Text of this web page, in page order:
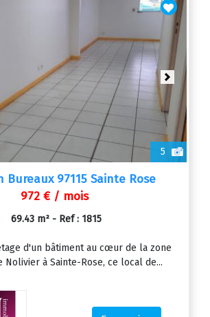
5
Next
Bureaux 97115 Sainte Rose
972 € / mois
69.43 m² - Ref : 1815
d'un bâtiment au cœur de la zone
Nolivier à Sainte-Rose, ce local de...